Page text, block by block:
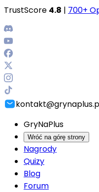
TrustScore 4.8 | 700+
GryNaPlus
Wróć na górę strony
Nagrody
Quizy
Blog
Forum